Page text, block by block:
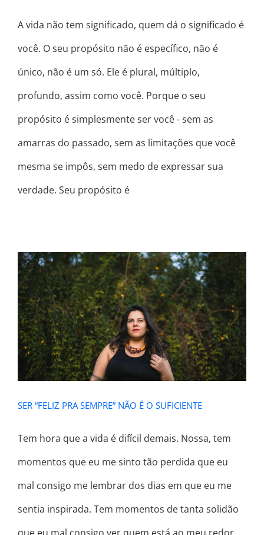
A vida não tem significado, quem dá o significado é
você. O seu propósito não é específico, não é
único, não é um só. Ele é plural, múltiplo,
profundo, assim como você. Porque o seu
propósito é simplesmente ser você - sem as
amarras do passado, sem as limitações que você
mesma se impôs, sem medo de expressar sua
verdade. Seu propósito é
SER “FELIZ PRA SEMPRE” NÃO É O
SUFICIENTE
SER “FELIZ PRA SEMPRE” NÃO É O SUFICIENTE
Tem hora que a vida é difícil demais. Nossa, tem
momentos que eu me sinto tão perdida que eu
mal consigo me lembrar dos dias em que eu me
sentia inspirada. Tem momentos de tanta solidão